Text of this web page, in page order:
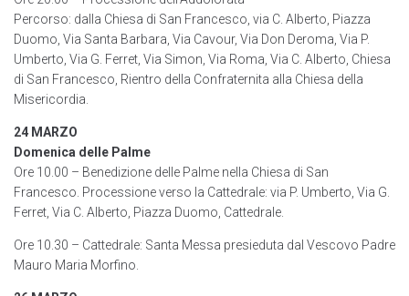
Percorso: dalla Chiesa di San Francesco, via C. Alberto, Piazza
Duomo, Via Santa Barbara, Via Cavour, Via Don Deroma, Via P.
Umberto, Via G. Ferret, Via Simon, Via Roma, Via C. Alberto, Chiesa
di San Francesco, Rientro della Confraternita alla Chiesa della
Misericordia.
24 MARZO
Domenica delle Palme
Ore 10.00 – Benedizione delle Palme nella Chiesa di San
Francesco. Processione verso la Cattedrale: via P. Umberto, Via G.
Ferret, Via C. Alberto, Piazza Duomo, Cattedrale.
Ore 10.30 – Cattedrale: Santa Messa presieduta dal Vescovo Padre
Mauro Maria Morfino.